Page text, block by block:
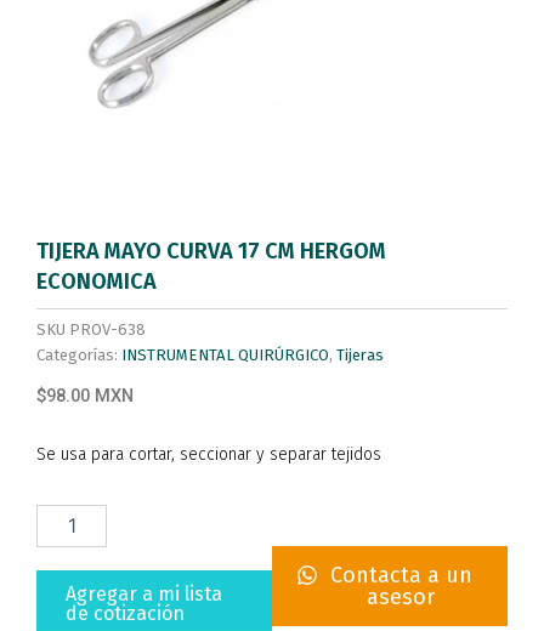
TIJERA MAYO CURVA 17 CM HERGOM
ECONOMICA
SKU PROV-638
Categorías: INSTRUMENTAL QUIRÚRGICO, Tijeras
$98.00 MXN
Se usa para cortar, seccionar y separar tejidos
TIJERA
MAYO
Agregar a mi lista
de cotización
Contacta a un
asesor